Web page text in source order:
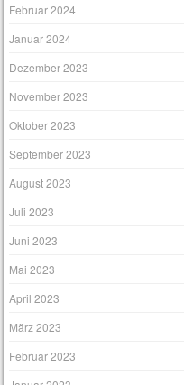
Februar 2024
Januar 2024
Dezember 2023
November 2023
Oktober 2023
September 2023
August 2023
Juli 2023
Juni 2023
Mai 2023
April 2023
März 2023
Februar 2023